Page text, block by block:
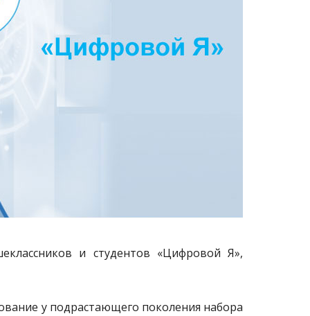
и студентов «Цифровой Я»,
у подрастающего поколения набора